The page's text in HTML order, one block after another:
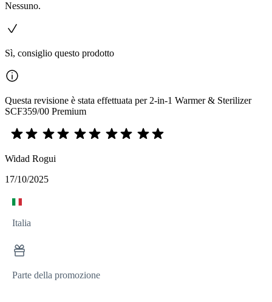
Nessuno.
Sì, consiglio questo prodotto
Questa revisione è stata effettuata per 2-in-1 Warmer & Sterilizer
SCF359/00 Premium
Widad Rogui
17/10/2025
Italia
Parte della promozione